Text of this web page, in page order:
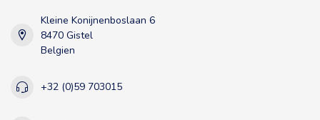
Kleine Konijnenboslaan 6
8470 Gistel
Belgien
+32 (0)59 703015